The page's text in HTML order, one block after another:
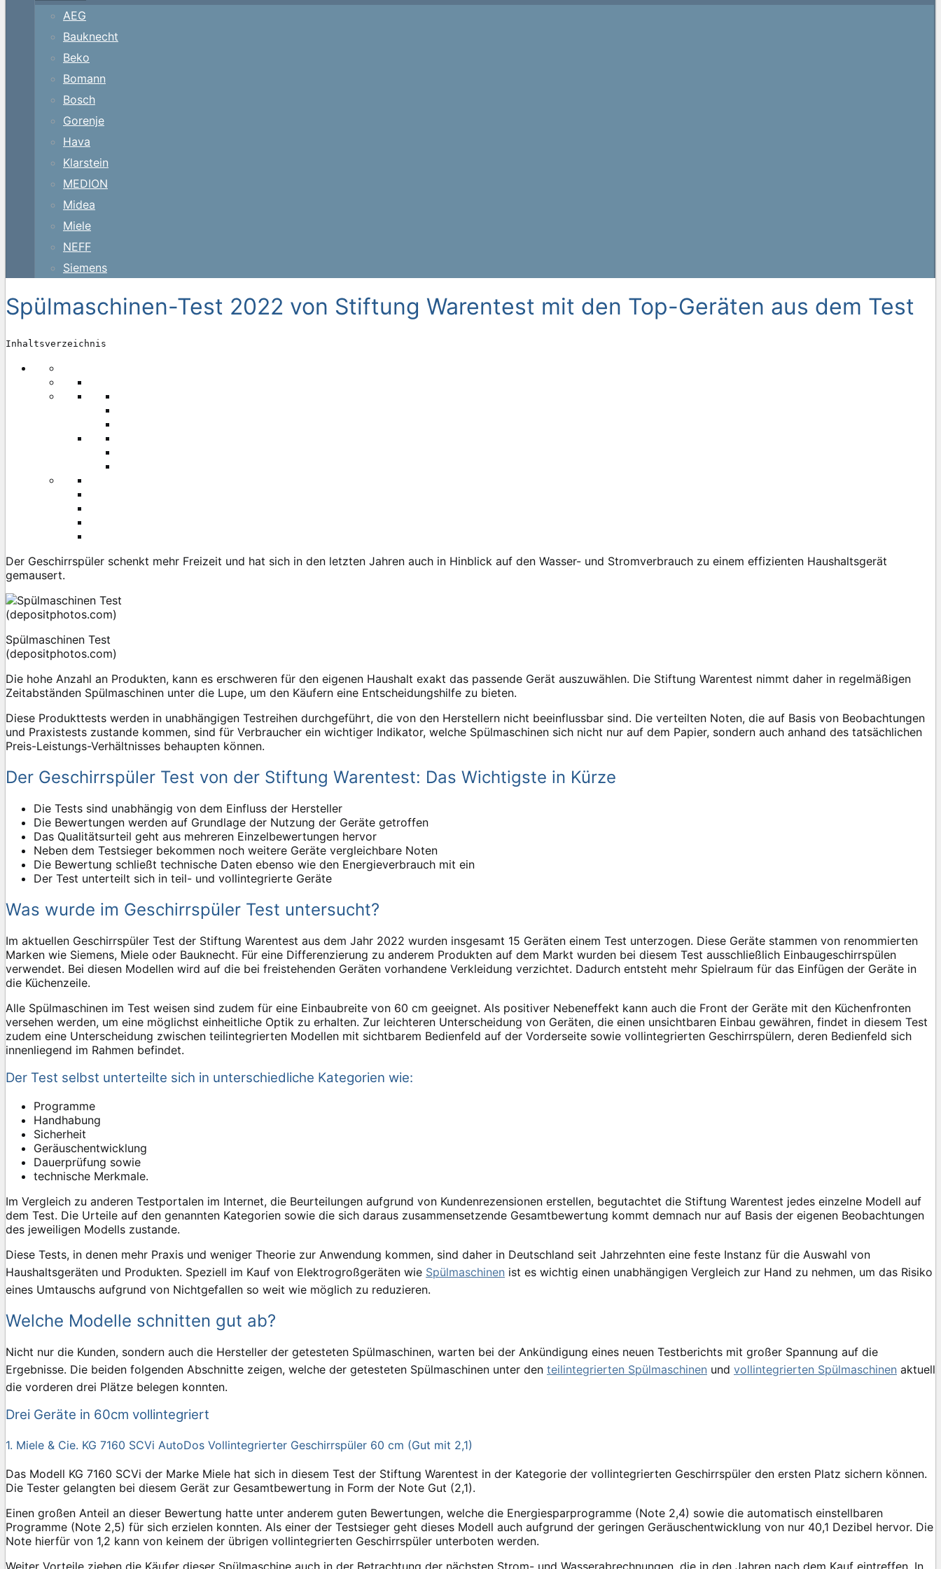
AEG
Bauknecht
Beko
Bomann
Bosch
Gorenje
Hava
Klarstein
MEDION
Midea
Miele
NEFF
Siemens
Spülmaschinen-Test 2022 von Stiftung Warentest mit den Top-Geräten aus dem Test
Inhaltsverzeichnis
Der Geschirrspüler schenkt mehr Freizeit und hat sich in den letzten Jahren auch in Hinblick auf den Wasser- und Stromverbrauch zu einem effizienten Haushaltsgerät
gemausert.
Spülmaschinen Test
(depositphotos.com)
Die hohe Anzahl an Produkten, kann es erschweren für den eigenen Haushalt exakt das passende Gerät auszuwählen. Die Stiftung Warentest nimmt daher in regelmäßigen
Zeitabständen Spülmaschinen unter die Lupe, um den Käufern eine Entscheidungshilfe zu bieten.
Diese Produkttests werden in unabhängigen Testreihen durchgeführt, die von den Herstellern nicht beeinflussbar sind. Die verteilten Noten, die auf Basis von Beobachtungen
und Praxistests zustande kommen, sind für Verbraucher ein wichtiger Indikator, welche Spülmaschinen sich nicht nur auf dem Papier, sondern auch anhand des tatsächlichen
Preis-Leistungs-Verhältnisses behaupten können.
Der Geschirrspüler Test von der Stiftung Warentest: Das Wichtigste in Kürze
Die Tests sind unabhängig von dem Einfluss der Hersteller
Die Bewertungen werden auf Grundlage der Nutzung der Geräte getroffen
Das Qualitätsurteil geht aus mehreren Einzelbewertungen hervor
Neben dem Testsieger bekommen noch weitere Geräte vergleichbare Noten
Die Bewertung schließt technische Daten ebenso wie den Energieverbrauch mit ein
Der Test unterteilt sich in teil- und vollintegrierte Geräte
Was wurde im Geschirrspüler Test untersucht?
Im aktuellen Geschirrspüler Test der Stiftung Warentest aus dem Jahr 2022 wurden insgesamt 15 Geräten einem Test unterzogen. Diese Geräte stammen von renommierten
Marken wie Siemens, Miele oder Bauknecht. Für eine Differenzierung zu anderem Produkten auf dem Markt wurden bei diesem Test ausschließlich Einbaugeschirrspülen
verwendet. Bei diesen Modellen wird auf die bei freistehenden Geräten vorhandene Verkleidung verzichtet. Dadurch entsteht mehr Spielraum für das Einfügen der Geräte in
die Küchenzeile.
Alle Spülmaschinen im Test weisen sind zudem für eine Einbaubreite von 60 cm geeignet. Als positiver Nebeneffekt kann auch die Front der Geräte mit den Küchenfronten
versehen werden, um eine möglichst einheitliche Optik zu erhalten. Zur leichteren Unterscheidung von Geräten, die einen unsichtbaren Einbau gewähren, findet in diesem Test
zudem eine Unterscheidung zwischen teilintegrierten Modellen mit sichtbarem Bedienfeld auf der Vorderseite sowie vollintegrierten Geschirrspülern, deren Bedienfeld sich
innenliegend im Rahmen befindet.
Der Test selbst unterteilte sich in unterschiedliche Kategorien wie:
Programme
Handhabung
Sicherheit
Geräuschentwicklung
Dauerprüfung sowie
technische Merkmale.
Im Vergleich zu anderen Testportalen im Internet, die Beurteilungen aufgrund von Kundenrezensionen erstellen, begutachtet die Stiftung Warentest jedes einzelne Modell auf
dem Test. Die Urteile auf den genannten Kategorien sowie die sich daraus zusammensetzende Gesamtbewertung kommt demnach nur auf Basis der eigenen Beobachtungen
des jeweiligen Modells zustande.
Diese Tests, in denen mehr Praxis und weniger Theorie zur Anwendung kommen, sind daher in Deutschland seit Jahrzehnten eine feste Instanz für die Auswahl von
Haushaltsgeräten und Produkten. Speziell im Kauf von Elektrogroßgeräten wie Spülmaschinen ist es wichtig einen unabhängigen Vergleich zur Hand zu nehmen, um das Risiko
eines Umtauschs aufgrund von Nichtgefallen so weit wie möglich zu reduzieren.
Welche Modelle schnitten gut ab?
Nicht nur die Kunden, sondern auch die Hersteller der getesteten Spülmaschinen, warten bei der Ankündigung eines neuen Testberichts mit großer Spannung auf die
Ergebnisse. Die beiden folgenden Abschnitte zeigen, welche der getesteten Spülmaschinen unter den teilintegrierten Spülmaschinen und vollintegrierten Spülmaschinen aktuell
die vorderen drei Plätze belegen konnten.
Drei Geräte in 60cm vollintegriert
1. Miele & Cie. KG 7160 SCVi AutoDos Vollintegrierter Geschirrspüler 60 cm (Gut mit 2,1)
Das Modell KG 7160 SCVi der Marke Miele hat sich in diesem Test der Stiftung Warentest in der Kategorie der vollintegrierten Geschirrspüler den ersten Platz sichern können.
Die Tester gelangten bei diesem Gerät zur Gesamtbewertung in Form der Note Gut (2,1).
Einen großen Anteil an dieser Bewertung hatte unter anderem guten Bewertungen, welche die Energiesparprogramme (Note 2,4) sowie die automatisch einstellbaren
Programme (Note 2,5) für sich erzielen konnten. Als einer der Testsieger geht dieses Modell auch aufgrund der geringen Geräuschentwicklung von nur 40,1 Dezibel hervor. Die
Note hierfür von 1,2 kann von keinem der übrigen vollintegrierten Geschirrspüler unterboten werden.
Weiter Vorteile ziehen die Käufer dieser Spülmaschine auch in der Betrachtung der nächsten Strom- und Wasserabrechnungen, die in den Jahren nach dem Kauf eintreffen. In